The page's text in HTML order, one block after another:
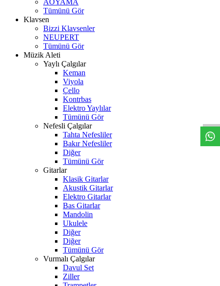
AOYAMA
Tümünü Gör
Klavsen
Bizzi Klavsenler
NEUPERT
Tümünü Gör
Müzik Aleti
Yaylı Çalgılar
Keman
Viyola
Çello
Kontrbas
Elektro Yaylılar
Tümünü Gör
Nefesli Çalgılar
Tahta Nefesliler
Bakır Nefesliler
Diğer
Tümünü Gör
Gitarlar
Klasik Gitarlar
Akustik Gitarlar
Elektro Gitarlar
Bas Gitarlar
Mandolin
Ukulele
Diğer
Diğer
Tümünü Gör
Vurmalı Çalgılar
Davul Set
Ziller